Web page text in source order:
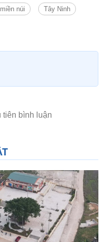
núi Tây Ninh